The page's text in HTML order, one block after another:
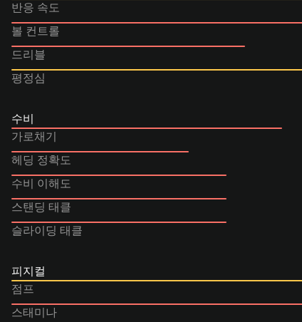
반응 속도
볼 컨트롤
드리블
평정심
수비
가로채기
헤딩 정확도
수비 이해도
스탠딩 태클
슬라이딩 태클
피지컬
점프
스태미나